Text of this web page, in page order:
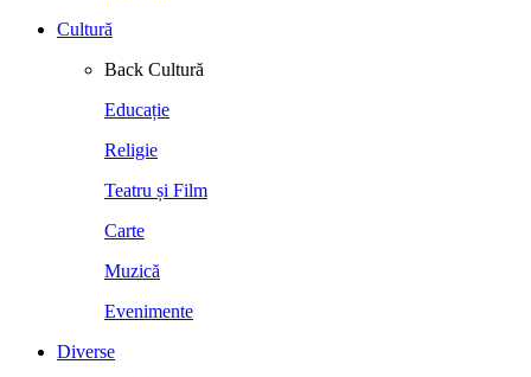
Cultură
Back Cultură
Educație
Religie
Teatru și Film
Carte
Muzică
Evenimente
Diverse